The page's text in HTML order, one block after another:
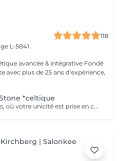
118
L-5841
avec plus de 25 ans d'expérience,
*celtique
massages très personnalisés, où votre unicité est prise en compte dans le (physique, mentale, émotionnelle et spirituelle), Véritable soin holistique, grâce à l'alliance de protocoles de massages bien être et de chamanisme *celtique. Au delà de la relaxation profonde apportée c'est un voyage au cur de votre être que je vous propose, une rencontre avec votre âme. Vous n'aurez jamais deux fois le même massage car les gestes s'adaptent en permanence à vous et vos problématiques du jour (fatigue, douleur, stress, choc émotionnel...). Les huiles de massage que utilisée sont également choisies pour leur vertus thérapeutiques et leur pureté. *hot stone: massage qu'agit au niveau physique par le relâchement musculaire, le soulagement de la douleur, l'augmentation de la circulation sanguine et lymphatique, l'apaisement du système nerveux et l'exfoliation douce de la peau. Il agit aussi au niveau psychologique en diminuant le stress et en apaisant le mental. Enfin, il agit à un niveau énergétique, provoquant l'activation du flux énergétique du corps et favorisant ainsi le renouvellement de l'énergie vitale.